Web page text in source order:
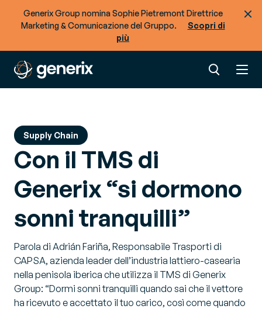
Generix Group nomina Sophie Pietremont Direttrice
Marketing & Comunicazione del Gruppo.
Scopri di
più
Supply Chain
Con il TMS di
Generix “si dormono
sonni tranquilli”
Parola di Adrián Fariña, Responsabile Trasporti di
CAPSA, azienda leader dell’industria lattiero-casearia
nella penisola iberica che utilizza il TMS di Generix
Group: “Dormi sonni tranquilli quando sai che il vettore
ha ricevuto e accettato il tuo carico, così come quando